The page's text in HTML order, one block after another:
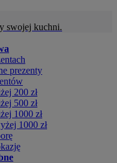
swojej kuchni.
prezenty
200 zł
500 zł
1000 zł
1000 zł